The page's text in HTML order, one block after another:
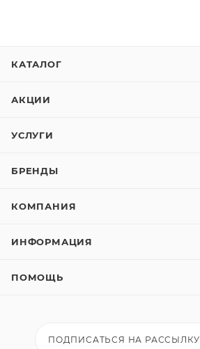
КАТАЛОГ
АКЦИИ
УСЛУГИ
БРЕНДЫ
КОМПАНИЯ
ИНФОРМАЦИЯ
ПОМОЩЬ
ПОДПИСАТЬСЯ НА РАССЫЛКУ